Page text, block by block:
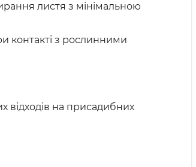
листя з мінімальною
контакті з рослинними
відходів на присадибних